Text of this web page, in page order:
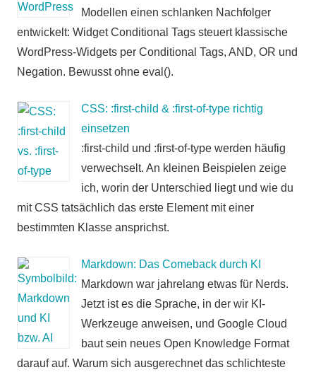
Modellen einen schlanken Nachfolger
entwickelt: Widget Conditional Tags steuert klassische
WordPress-Widgets per Conditional Tags, AND, OR und
Negation. Bewusst ohne eval().
CSS: :first-child & :first-of-type richtig
einsetzen
:first-child und :first-of-type werden häufig
verwechselt. An kleinen Beispielen zeige
ich, worin der Unterschied liegt und wie du
mit CSS tatsächlich das erste Element mit einer
bestimmten Klasse ansprichst.
Markdown: Das Comeback durch KI
Markdown war jahrelang etwas für Nerds.
Jetzt ist es die Sprache, in der wir KI-
Werkzeuge anweisen, und Google Cloud
baut sein neues Open Knowledge Format
darauf auf. Warum sich ausgerechnet das schlichteste